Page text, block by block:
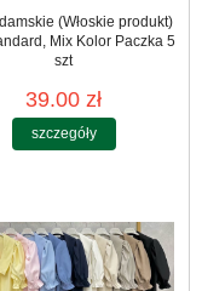
(Włoskie produkt)
Mix Kolor Paczka 5
szt
39.00 zł
szczegóły